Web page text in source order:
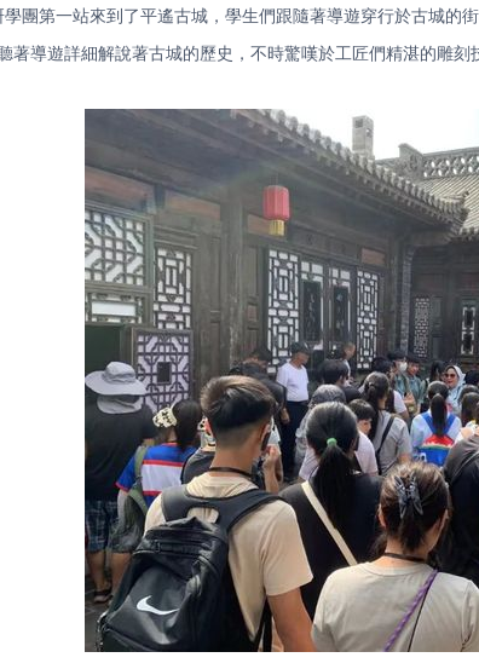
學團第一站來到了平遙古城，學生們跟隨著導遊穿行於古城的
著導遊詳細解說著古城的歷史，不時驚嘆於工匠們精湛的雕